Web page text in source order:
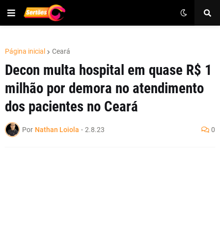
Página inicial Ceará
Decon multa hospital em quase R$ 1
milhão por demora no atendimento
dos pacientes no Ceará
Por Nathan Loiola - 2.8.23 0